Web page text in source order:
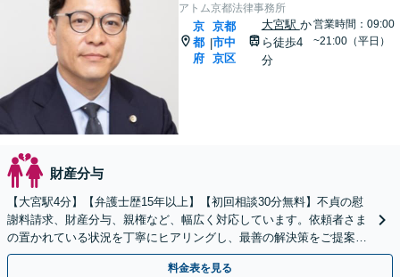
アトム京都法律事務所
京
都
府
|
京都
市中
京区
大宮駅 か
ら徒歩4
分
営業時間：09:00
~21:00（平日）
財産分与
【大宮駅4分】【弁護士歴15年以上】【初回相談30分無料】不貞の慰
謝料請求、財産分与、親権など、幅広く対応しています。依頼者さま
の置かれている状況を丁寧にヒアリングし、最善の解決策をご提案し
ます。お悩みの際は、お気軽にご相談ください。
料金表を見る